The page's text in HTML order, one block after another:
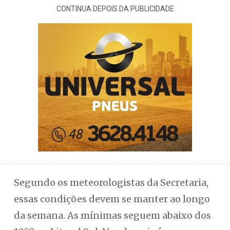
CONTINUA DEPOIS DA PUBLICIDADE
Segundo os meteorologistas da Secretaria,
essas condições devem se manter ao longo
da semana. As mínimas seguem abaixo dos